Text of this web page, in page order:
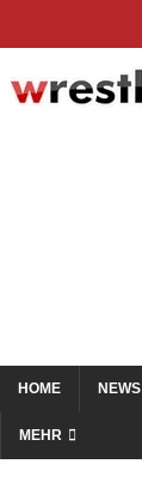
HOME NEWS
MEHR